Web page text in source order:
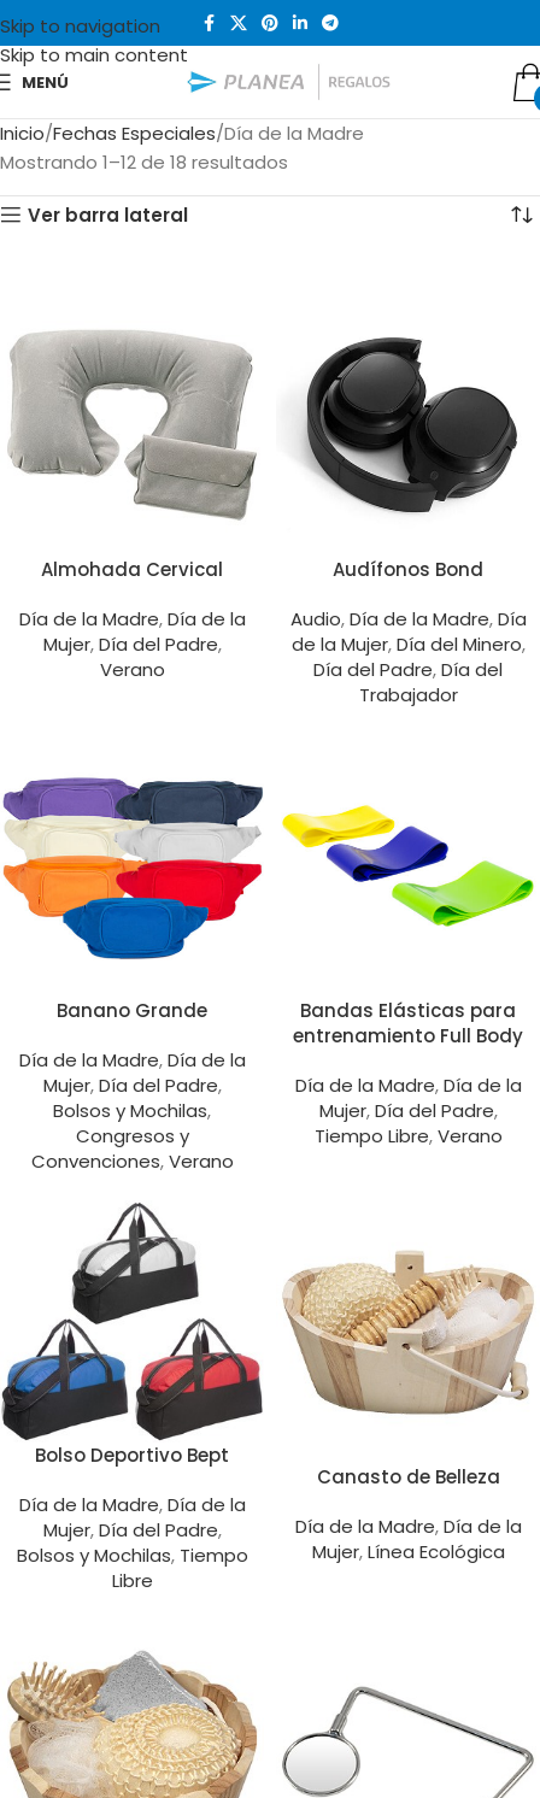
Skip to navigation
Skip to main content
MENÚ
Inicio Fechas Especiales Día de la Madre
Mostrando 1–12 de 18 resultados
Ver barra lateral
Almohada Cervical
Día de la Madre,Día de la
Mujer,Día del Padre,
Verano
Audífonos Bond
Audio,Día de la Madre,Día
de la Mujer,Día del Minero,
Día del Padre,Día del
Trabajador
Banano Grande
Día de la Madre,Día de la
Mujer,Día del Padre,
Bolsos y Mochilas,
Congresos y
Convenciones,Verano
Bandas Elásticas para
entrenamiento Full Body
Día de la Madre,Día de la
Mujer,Día del Padre,
Tiempo Libre,Verano
Bolso Deportivo Bept
Día de la Madre,Día de la
Mujer,Día del Padre,
Bolsos y Mochilas, Tiempo
Libre
Canasto de Belleza
Día de la Madre,Día de la
Mujer,Línea Ecológica